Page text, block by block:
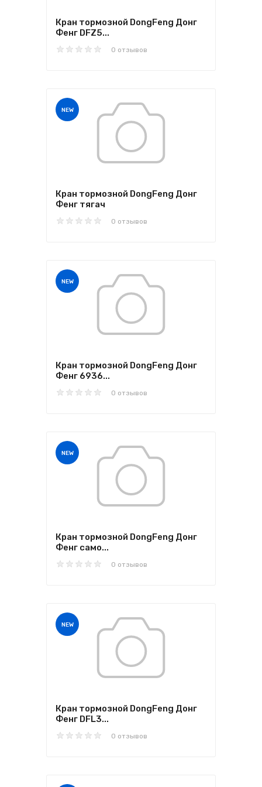
Кран тормозной DongFeng Донг
Фенг DFZ5...
0 отзывов
NEW
Кран тормозной DongFeng Донг
Фенг тягач
0 отзывов
NEW
Кран тормозной DongFeng Донг
Фенг 6936...
0 отзывов
NEW
Кран тормозной DongFeng Донг
Фенг само...
0 отзывов
NEW
Кран тормозной DongFeng Донг
Фенг DFL3...
0 отзывов